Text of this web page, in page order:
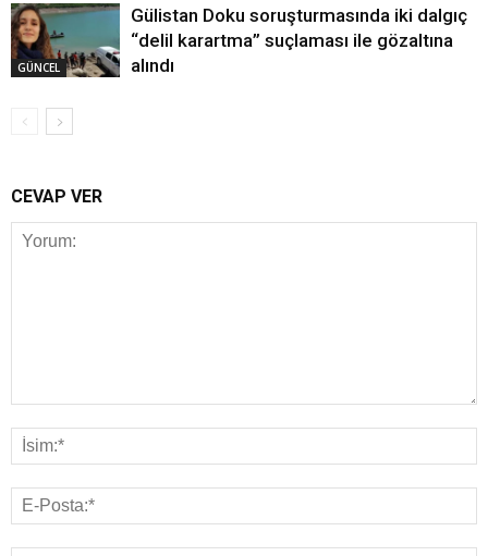
GÜNCEL
Gülistan Doku soruşturmasında iki dalgıç
“delil karartma” suçlaması ile gözaltına
alındı
CEVAP VER